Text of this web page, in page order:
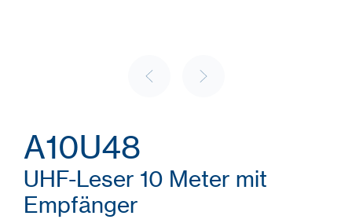
A10U48
UHF-Leser 10 Meter mit
Empfänger